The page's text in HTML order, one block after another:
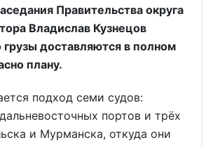
Правительства округа
Владислав Кузнецов
доставляются в полном
плану.
подход семи судов:
портов и трёх
и Мурманска, откуда они